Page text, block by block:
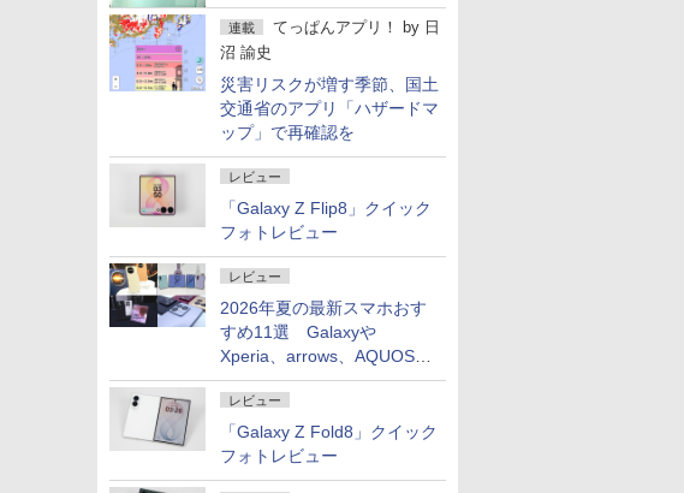
連載 てっぱんアプリ！ by 日
沼 諭史
災害リスクが増す季節、国土
交通省のアプリ「ハザードマ
ップ」で再確認を
レビュー
「Galaxy Z Flip8」クイック
フォトレビュー
レビュー
2026年夏の最新スマホおす
すめ11選 Galaxyや
Xperia、arrows、AQUOSな
ど注目機種の特徴は
レビュー
「Galaxy Z Fold8」クイック
フォトレビュー